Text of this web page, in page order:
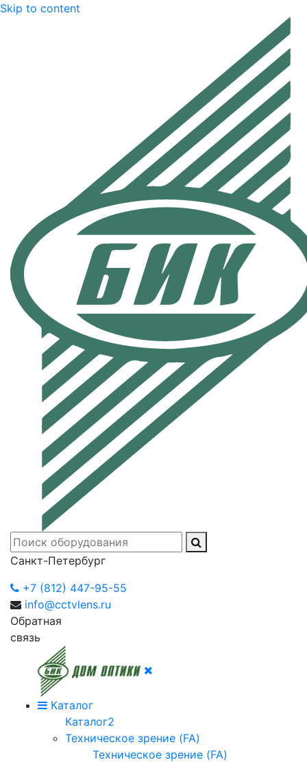
Skip to content
Санкт-Петербург
+7 (812) 447-95-55
info@cctvlens.ru
Обратная
связь
Каталог
Каталог2
Техническое зрение (FA)
Техническое зрение (FA)